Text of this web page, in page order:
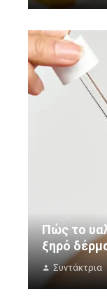
Πώς το
ξηρό
Συντάκτρια